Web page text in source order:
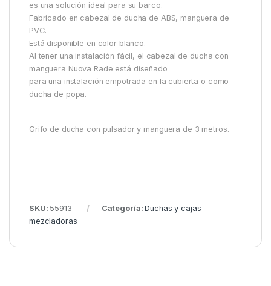
es una solución ideal para su barco.
Fabricado en cabezal de ducha de ABS, manguera de
PVC.
Está disponible en color blanco.
Al tener una instalación fácil, el cabezal de ducha con
manguera Nuova Rade está diseñado
para una instalación empotrada en la cubierta o como
ducha de popa.
Grifo de ducha con pulsador y manguera de 3 metros.
SKU: 55913 Categoría:Duchas y cajas
mezcladoras